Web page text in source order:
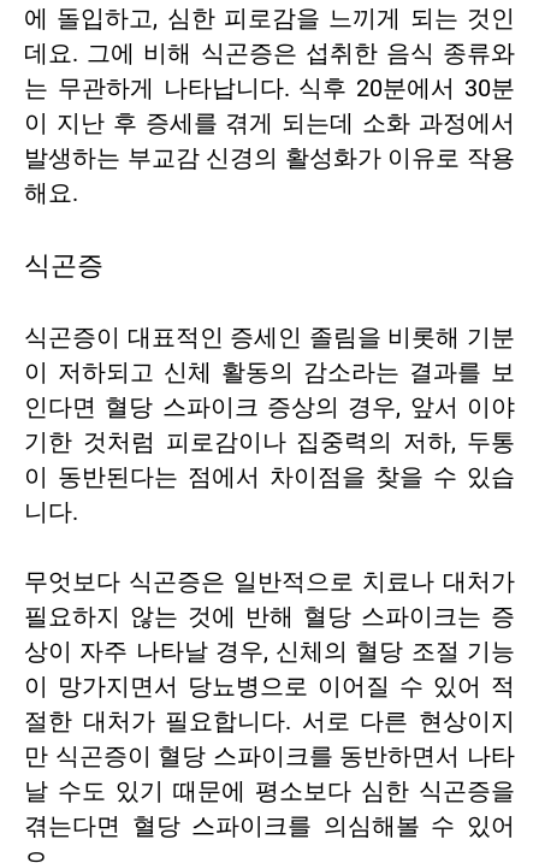
에 돌입하고, 심한 피로감을 느끼게 되는 것인
데요. 그에 비해 식곤증은 섭취한 음식 종류와
는 무관하게 나타납니다. 식후 20분에서 30분
이 지난 후 증세를 겪게 되는데 소화 과정에서
발생하는 부교감 신경의 활성화가 이유로 작용
해요.
식곤증
식곤증이 대표적인 증세인 졸림을 비롯해 기분
이 저하되고 신체 활동의 감소라는 결과를 보
인다면 혈당 스파이크 증상의 경우, 앞서 이야
기한 것처럼 피로감이나 집중력의 저하, 두통
이 동반된다는 점에서 차이점을 찾을 수 있습
니다.
무엇보다 식곤증은 일반적으로 치료나 대처가
필요하지 않는 것에 반해 혈당 스파이크는 증
상이 자주 나타날 경우, 신체의 혈당 조절 기능
이 망가지면서 당뇨병으로 이어질 수 있어 적
절한 대처가 필요합니다. 서로 다른 현상이지
만 식곤증이 혈당 스파이크를 동반하면서 나타
날 수도 있기 때문에 평소보다 심한 식곤증을
겪는다면 혈당 스파이크를 의심해볼 수 있어